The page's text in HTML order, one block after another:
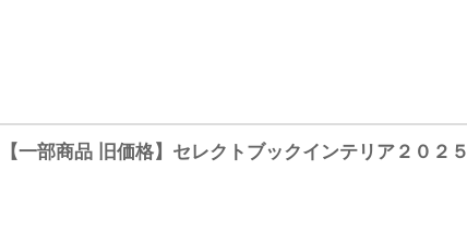
【一部商品 旧価格】セレクトブックインテリア２０２５